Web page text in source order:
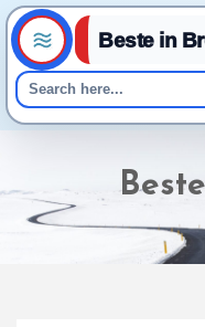
Beste in